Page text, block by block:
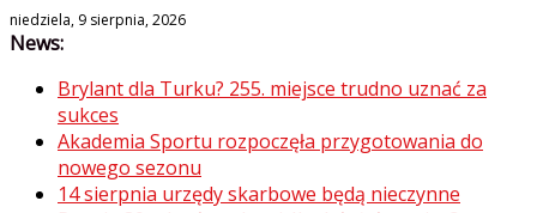
Skip
to
niedziela, 9 sierpnia, 2026
News:
Brylant dla Turku? 255. miejsce trudno uznać za
sukces
Akademia Sportu rozpoczęła przygotowania do
nowego sezonu
14 sierpnia urzędy skarbowe będą nieczynne